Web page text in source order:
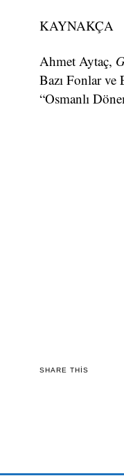
KAYNAKÇA
Ahmet Aytaç,
Bazı Fonlar ve
“Osmanlı
SHARE THIS